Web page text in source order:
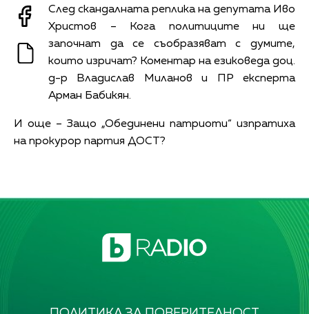
След скандалната реплика на депутата Иво
Христов – Кога политиците ни ще
започнат да се съобразяват с думите,
които изричат? Коментар на езиковеда доц.
д-р Владислав Миланов и ПР експерта
Арман Бабикян.
И още – Защо „Обединени патриоти“ изпратиха
на прокурор партия ДОСТ?